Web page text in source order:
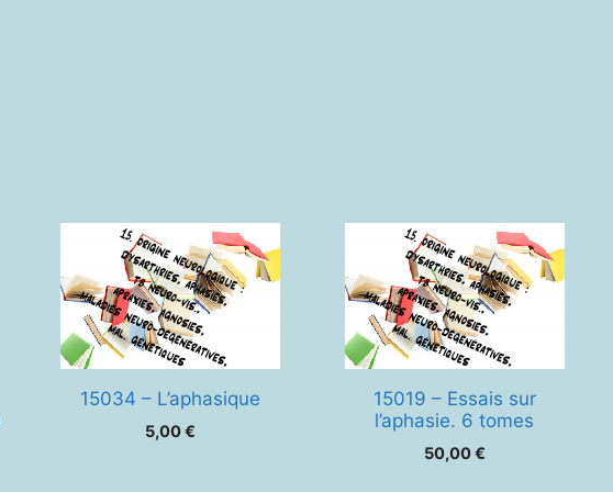
15034 – L’aphasique
5,00€
15019 – Essais sur
l’aphasie. 6 tomes
50,00€